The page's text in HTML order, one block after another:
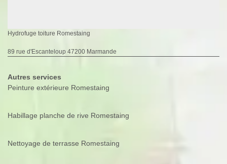
Hydrofuge toiture Romestaing
89 rue d'Escanteloup 47200 Marmande
Autres services
Peinture extérieure Romestaing
Habillage planche de rive Romestaing
Nettoyage de terrasse Romestaing